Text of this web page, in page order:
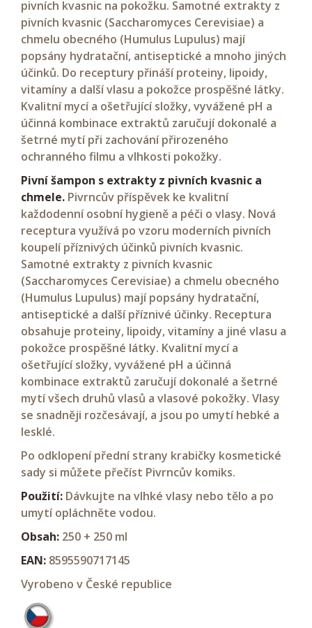
pivních kvasnic na pokožku. Samotné extrakty z
pivních kvasnic (Saccharomyces Cerevisiae) a
chmelu obecného (Humulus Lupulus) mají
popsány hydratační, antiseptické a mnoho jiných
účinků. Do receptury přináší proteiny, lipoidy,
vitamíny a další vlasu a pokožce prospěšné látky.
Kvalitní mycí a ošetřující složky, vyvážené pH a
účinná kombinace extraktů zaručují dokonalé a
šetrné mytí při zachování přirozeného
ochranného filmu a vlhkosti pokožky.
Pivní šampon s extrakty z pivních kvasnic a
chmele. Pivrncův příspěvek ke kvalitní
každodenní osobní hygieně a péči o vlasy. Nová
receptura využívá po vzoru moderních pivních
koupelí příznivých účinků pivních kvasnic.
Samotné extrakty z pivních kvasnic
(Saccharomyces Cerevisiae) a chmelu obecného
(Humulus Lupulus) mají popsány hydratační,
antiseptické a další příznivé účinky. Receptura
obsahuje proteiny, lipoidy, vitamíny a jiné vlasu a
pokožce prospěšné látky. Kvalitní mycí a
ošetřující složky, vyvážené pH a účinná
kombinace extraktů zaručují dokonalé a šetrné
mytí všech druhů vlasů a vlasové pokožky. Vlasy
se snadněji rozčesávají, a jsou po umytí hebké a
lesklé.
Po odklopení přední strany krabičky kosmetické
sady si můžete přečíst Pivrncův komiks.
Použití: Dávkujte na vlhké vlasy nebo tělo a po
umytí opláchněte vodou.
Obsah: 250 + 250 ml
EAN: 8595590717145
Vyrobeno v České republice